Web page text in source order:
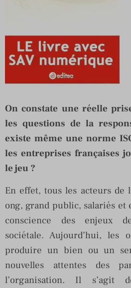
On constate une réelle
les questions de la
existe même une norme
les entreprises françaises
le jeu ?
En effet, tous les acteurs de
ong, grand public, salariés
conscience des enjeux
sociétale. Aujourd’hui, les
produire un bien ou un
nouvelles attentes des
l’organisation. Il s’agit